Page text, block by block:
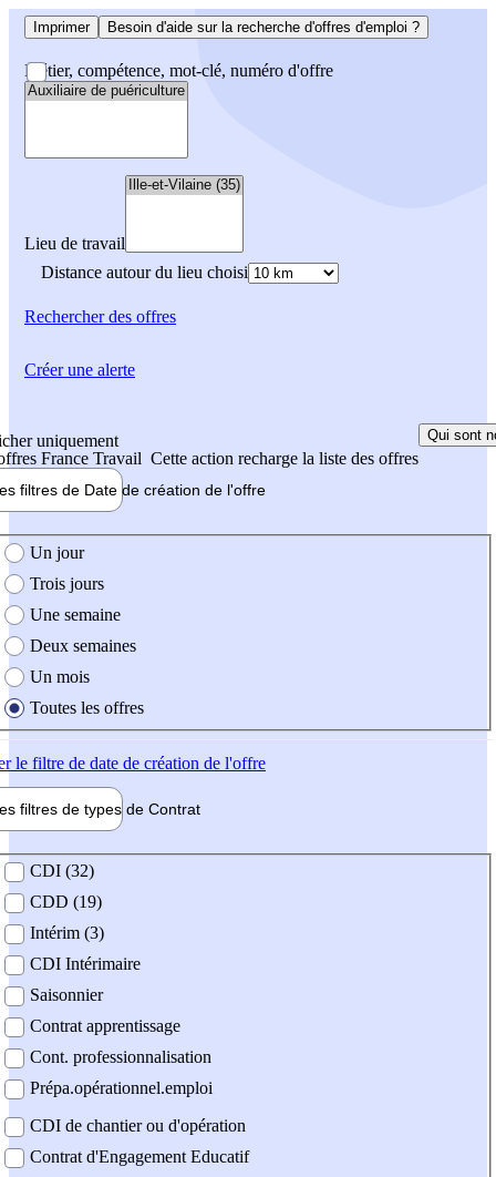
Imprimer Besoin d'aide sur la recherche d'offres d'emploi ?
Métier, compétence, mot-clé, numéro d'offre
Lieu de travail
Distance autour du lieu choisi
Rechercherdes offres
uniquement
France Travail Cette action recharge la liste des offres
Qui sont
filtres de Date de création de l'offre
création de l'offre
Un jour
Trois jours
Une semaine
Deux semaines
Un mois
Toutes les offres
le filtre de date de création de l'offre
filtres de types de Contrat
contrat
CDI (32)
CDD (19)
Intérim (3)
CDI Intérimaire
Saisonnier
Contrat apprentissage
Cont. professionnalisation
Prépa.opérationnel.emploi
CDI de chantier ou d'opération
Contrat d'Engagement Educatif
Créer une alerte